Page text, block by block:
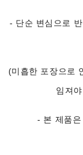
- 단순 변심으로
(미흡한 포장으로
임져
- 본 제품은